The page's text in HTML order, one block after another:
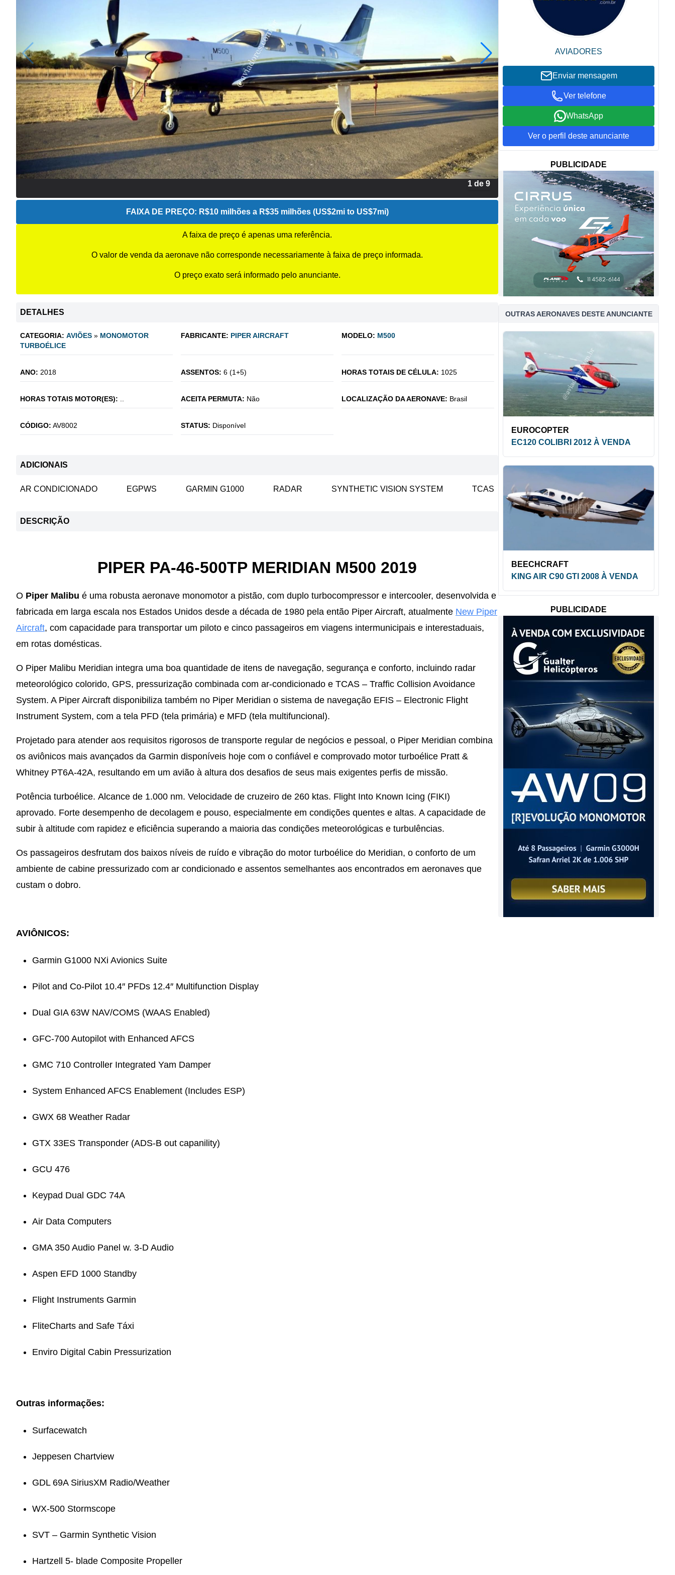
2 de 9
FAIXA DE PREÇO: R$10 milhões a R$35 milhões (US$2mi to US$7mi)
A faixa de preço é apenas uma referência.
O valor de venda da aeronave não corresponde necessariamente à faixa de preço informada.
O preço exato será informado pelo anunciante.
DETALHES
CATEGORIA: AVIÕES » MONOMOTOR
TURBOÉLICE
FABRICANTE: PIPER AIRCRAFT MODELO: M500
ANO: 2018 ASSENTOS: 6 (1+5) HORAS TOTAIS DE CÉLULA: 1025
HORAS TOTAIS MOTOR(ES): ACEITA PERMUTA: Não LOCALIZAÇÃO DA AERONAVE: Brasil
CÓDIGO: AV8002 STATUS: Disponível
ADICIONAIS
AR CONDICIONADO EGPWS GARMIN G1000 RADAR SYNTHETIC VISION SYSTEM TCAS
DESCRIÇÃO
PIPER PA-46-500TP MERIDIAN M500 2019
O Piper Malibu é uma robusta aeronave monomotor a pistão, com duplo turbocompressor e intercooler, desenvolvida e
fabricada em larga escala nos Estados Unidos desde a década de 1980 pela então Piper Aircraft, atualmente New Piper
Aircraft, com capacidade para transportar um piloto e cinco passageiros em viagens intermunicipais e interestaduais,
em rotas domésticas.
O Piper Malibu Meridian integra uma boa quantidade de itens de navegação, segurança e conforto, incluindo radar
meteorológico colorido, GPS, pressurização combinada com ar-condicionado e TCAS – Traffic Collision Avoidance
System. A Piper Aircraft disponibiliza também no Piper Meridian o sistema de navegação EFIS – Electronic Flight
Instrument System, com a tela PFD (tela primária) e MFD (tela multifuncional).
Projetado para atender aos requisitos rigorosos de transporte regular de negócios e pessoal, o Piper Meridian combina
os aviônicos mais avançados da Garmin disponíveis hoje com o confiável e comprovado motor turboélice Pratt &
Whitney PT6A-42A, resultando em um avião à altura dos desafios de seus mais exigentes perfis de missão.
Potência turboélice. Alcance de 1.000 nm. Velocidade de cruzeiro de 260 ktas. Flight Into Known Icing (FIKI)
aprovado. Forte desempenho de decolagem e pouso, especialmente em condições quentes e altas. A capacidade de
subir à altitude com rapidez e eficiência superando a maioria das condições meteorológicas e turbulências.
Os passageiros desfrutam dos baixos níveis de ruído e vibração do motor turboélice do Meridian, o conforto de um
ambiente de cabine pressurizado com ar condicionado e assentos semelhantes aos encontrados em aeronaves que
custam o dobro.
AVIÔNICOS:
Garmin G1000 NXi Avionics Suite
Pilot and Co-Pilot 10.4″ PFDs 12.4″ Multifunction Display
Dual GIA 63W NAV/COMS (WAAS Enabled)
GFC-700 Autopilot with Enhanced AFCS
GMC 710 Controller Integrated Yam Damper
System Enhanced AFCS Enablement (Includes ESP)
GWX 68 Weather Radar
GTX 33ES Transponder (ADS-B out capanility)
GCU 476
Keypad Dual GDC 74A
Air Data Computers
GMA 350 Audio Panel w. 3-D Audio
Aspen EFD 1000 Standby
Flight Instruments Garmin
FliteCharts and Safe Táxi
Enviro Digital Cabin Pressurization
Outras informações:
Surfacewatch
Jeppesen Chartview
GDL 69A SiriusXM Radio/Weather
WX-500 Stormscope
SVT – Garmin Synthetic Vision
Hartzell 5- blade Composite Propeller
AVIADORES
Enviar mensagem
Ver telefone
WhatsApp
Ver o perfil deste anunciante
PUBLICIDADE
OUTRAS AERONAVES DESTE ANUNCIANTE
EUROCOPTER
EC120 COLIBRI 2012 À VENDA
BEECHCRAFT
KING AIR C90 GTI 2008 À VENDA
PUBLICIDADE